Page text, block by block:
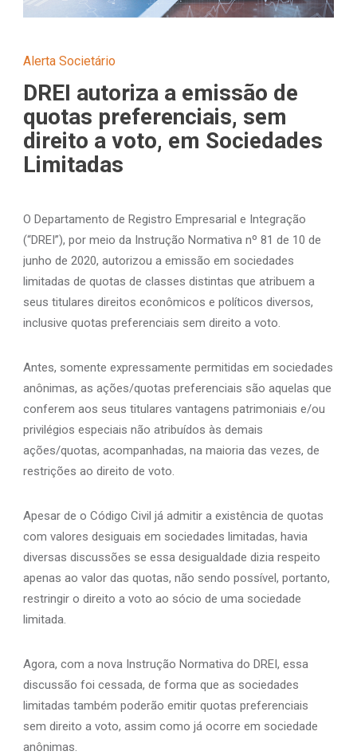
Alerta Societário
DREI autoriza a emissão de
quotas preferenciais, sem
direito a voto, em Sociedades
Limitadas
O Departamento de Registro Empresarial e Integração
(“DREI”), por meio da Instrução Normativa nº 81 de 10 de
junho de 2020, autorizou a emissão em sociedades
limitadas de quotas de classes distintas que atribuem a
seus titulares direitos econômicos e políticos diversos,
inclusive quotas preferenciais sem direito a voto.
Antes, somente expressamente permitidas em sociedades
anônimas, as ações/quotas preferenciais são aquelas que
conferem aos seus titulares vantagens patrimoniais e/ou
privilégios especiais não atribuídos às demais
ações/quotas, acompanhadas, na maioria das vezes, de
restrições ao direito de voto.
Apesar de o Código Civil já admitir a existência de quotas
com valores desiguais em sociedades limitadas, havia
diversas discussões se essa desigualdade dizia respeito
apenas ao valor das quotas, não sendo possível, portanto,
restringir o direito a voto ao sócio de uma sociedade
limitada.
Agora, com a nova Instrução Normativa do DREI, essa
discussão foi cessada, de forma que as sociedades
limitadas também poderão emitir quotas preferenciais
sem direito a voto, assim como já ocorre em sociedade
anônimas.